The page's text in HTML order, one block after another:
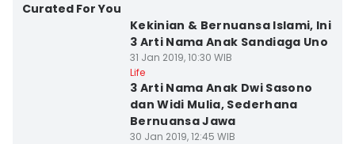
Curated For You
Kekinian & Bernuansa Islami, Ini
3 Arti Nama Anak Sandiaga Uno
31 Jan 2019, 10:30 WIB
Life
3 Arti Nama Anak Dwi Sasono
dan Widi Mulia, Sederhana
Bernuansa Jawa
30 Jan 2019, 12:45 WIB